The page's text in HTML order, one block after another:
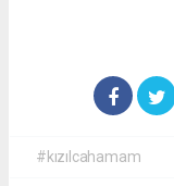
#kızılcahamam